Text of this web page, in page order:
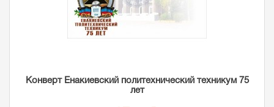
Конверт Енакиевский политехнический техникум 75
лет